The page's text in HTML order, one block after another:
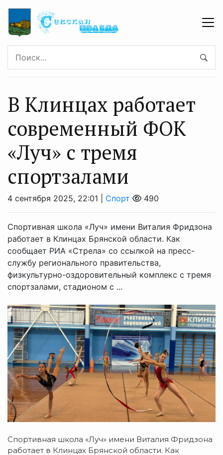
В Клинцах работает
современный ФОК
«Луч» с тремя
спортзалами
4 сентября 2025, 22:01 | Спорт 490
Спортивная школа «Луч» имени Виталия Фридзона
работает в Клинцах Брянской области. Как
сообщает РИА «Стрела» со ссылкой на пресс-
службу регионального правительства,
физкультурно-оздоровительный комплекс с тремя
спортзалами, стадионом с ...
Спортивная школа «Луч» имени Виталия Фридзона
работает в Клинцах Брянской области. Как